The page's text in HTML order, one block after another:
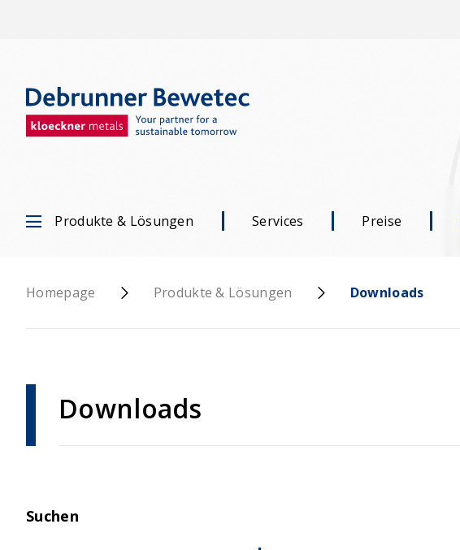
Produkte & Lösungen Services Preise
Homepage Produkte & Lösungen Downloads
Downloads
Suchen